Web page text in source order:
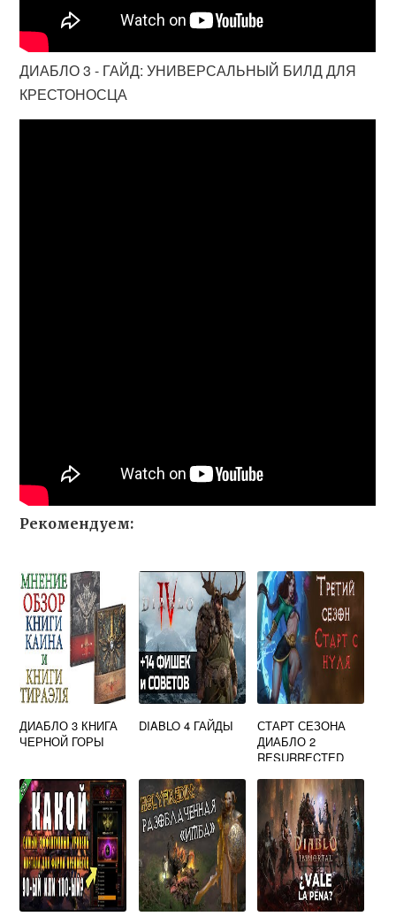
ДИАБЛО 3 - ГАЙД: УНИВЕРСАЛЬНЫЙ БИЛД ДЛЯ
КРЕСТОНОСЦА
Рекомендуем:
ДИАБЛО 3 КНИГА
ЧЕРНОЙ ГОРЫ
DIABLO 4 ГАЙДЫ
СТАРТ СЕЗОНА
ДИАБЛО 2
RESURRECTED